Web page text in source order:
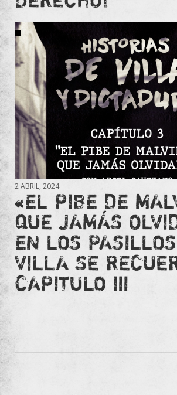
2 ABRIL, 2024
«EL PIBE DE
QUE JAMÁS
EN LOS
VILLA SE
CAPITULO III